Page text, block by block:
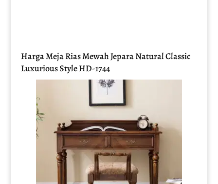
Harga Meja Rias Mewah Jepara Natural Classic
Luxurious Style HD-1744